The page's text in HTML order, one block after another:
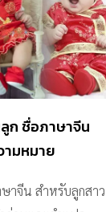
ก ชื่อภาษาจีน
มหมาย
าจีน สำหรับลูกสาว